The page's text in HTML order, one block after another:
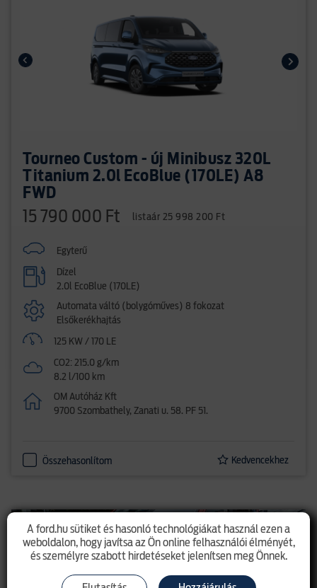
Tourneo Custom - új Minibusz 320L
Titanium 2.0l EcoBlue (170LE) A8
FWD
15 790 000 Ft listaár 25 998 200 Ft
Egyterű
Dízel
2.0l EcoBlue (170LE)
Automata váltó (bolygóműves) 8 fokozat
Elsőkerékhajtás
125 KW / 170 LE
CO2: 215.0 g/km
8.2 l/100 km
OM Autóház Kft
9700 Szombathely, Zanati u. 58. PF 51.
Összehasonlítom Kedvencekhez
A ford.hu sütiket és hasonló technológiákat használ ezen a
weboldalon, hogy javítsa az Ön online felhasználói élményét,
és személyre szabott hirdetéseket jelenítsen meg Önnek.